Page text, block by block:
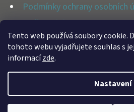
Tento web používá soubory cookie.
tohoto webu vyjadřujete souhlas s
informacízde.
Nastavení
V
K
Y
V
P
I
S
Podmínky ochrany osobních
Možnosti dopravy
Reklamační řád
Kontakty
Vytvořil